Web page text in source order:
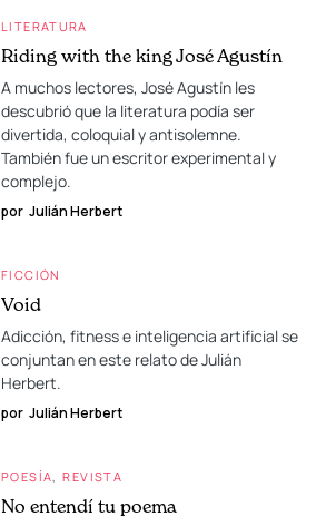
LITERATURA
Riding with the king José Agustín
A muchos lectores, José Agustín les
descubrió que la literatura podía ser
divertida, coloquial y antisolemne.
También fue un escritor experimental y
complejo.
por Julián Herbert
FICCIÓN
Void
Adicción, fitness e inteligencia artificial se
conjuntan en este relato de Julián
Herbert.
por Julián Herbert
POESÍA REVISTA
No entendí tu poema